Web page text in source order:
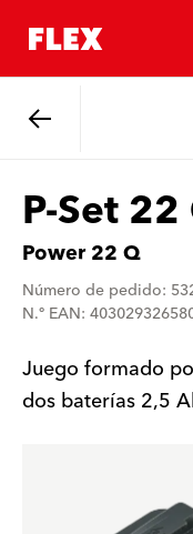
P-Set
Power 22 Q
Número de pedido:
N.º EAN:
Juego formado
dos baterías 2,5